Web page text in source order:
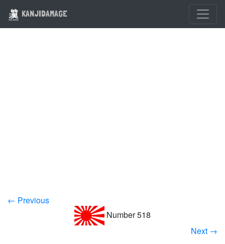
KANJIDAMAGE
← Previous
Number 518
Next →